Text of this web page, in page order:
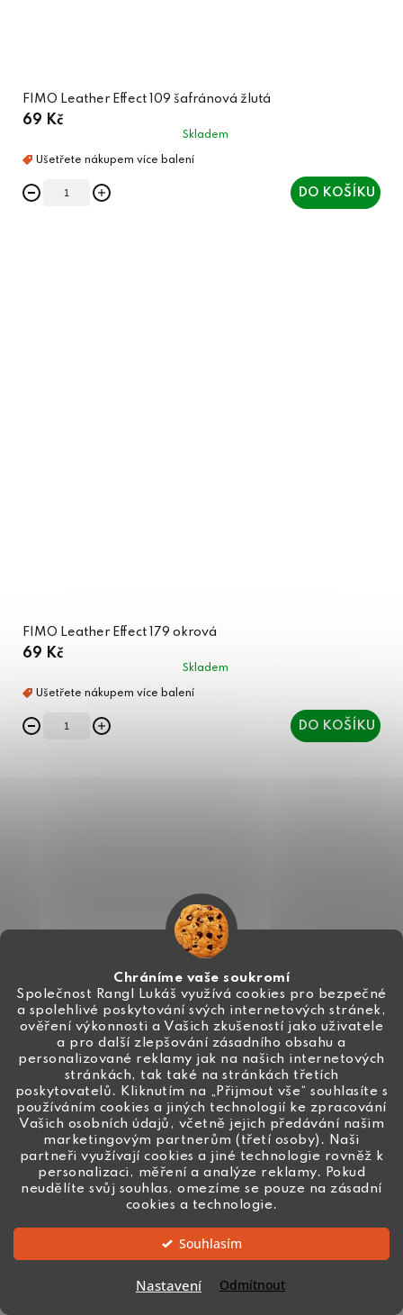
Chráníme vaše soukromí
Společnost Rangl Lukáš využívá cookies pro bezpečné
a spolehlivé poskytování svých internetových stránek,
ověření výkonnosti a Vašich zkušeností jako uživatele
a pro další zlepšování zásadního obsahu a
personalizované reklamy jak na našich internetových
stránkách, tak také na stránkách třetích
poskytovatelů. Kliknutím na „Přijmout vše“ souhlasíte s
používáním cookies a jiných technologií ke zpracování
Vašich osobních údajů, včetně jejich předávání našim
marketingovým partnerům (třetí osoby). Naši
partneři využívají cookies a jiné technologie rovněž k
personalizaci, měření a analýze reklamy. Pokud
neudělíte svůj souhlas, omezíme se pouze na zásadní
cookies a technologie.
Souhlasím
Nastavení Odmítnout
FIMO Leather Effect 109 šafránová žlutá
69 Kč
Skladem
DO KOŠÍKU
FIMO Leather Effect 179 okrová
69 Kč
Skladem
DO KOŠÍKU
FIMO Leather Effect 229 malinová
69 Kč
Skladem
DO KOŠÍKU